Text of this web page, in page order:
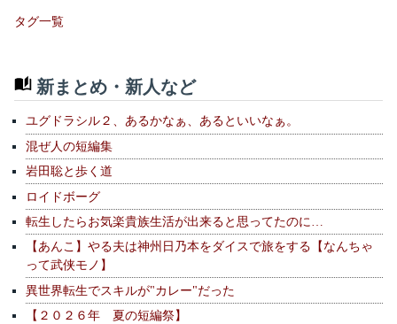
タグ一覧
新まとめ・新人など
ユグドラシル２、あるかなぁ、あるといいなぁ。
混ぜ人の短編集
岩田聡と歩く道
ロイドボーグ
転生したらお気楽貴族生活が出来ると思ってたのに…
【あんこ】やる夫は神州日乃本をダイスで旅をする【なんちゃ
って武侠モノ】
異世界転生でスキルが"カレー"だった
【２０２６年 夏の短編祭】